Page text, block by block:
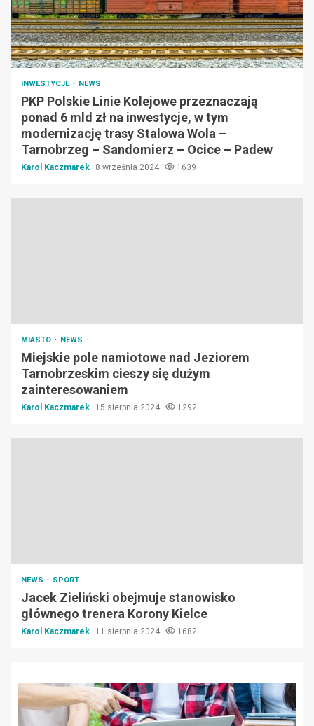
INWESTYCJE NEWS
PKP Polskie Linie Kolejowe przeznaczają
ponad 6 mld zł na inwestycje, w tym
modernizację trasy Stalowa Wola –
Tarnobrzeg – Sandomierz – Ocice – Padew
Karol Kaczmarek 8 września 2024 1639
MIASTO NEWS
Miejskie pole namiotowe nad Jeziorem
Tarnobrzeskim cieszy się dużym
zainteresowaniem
Karol Kaczmarek 15 sierpnia 2024 1292
NEWS SPORT
Jacek Zieliński obejmuje stanowisko
głównego trenera Korony Kielce
Karol Kaczmarek 11 sierpnia 2024 1682